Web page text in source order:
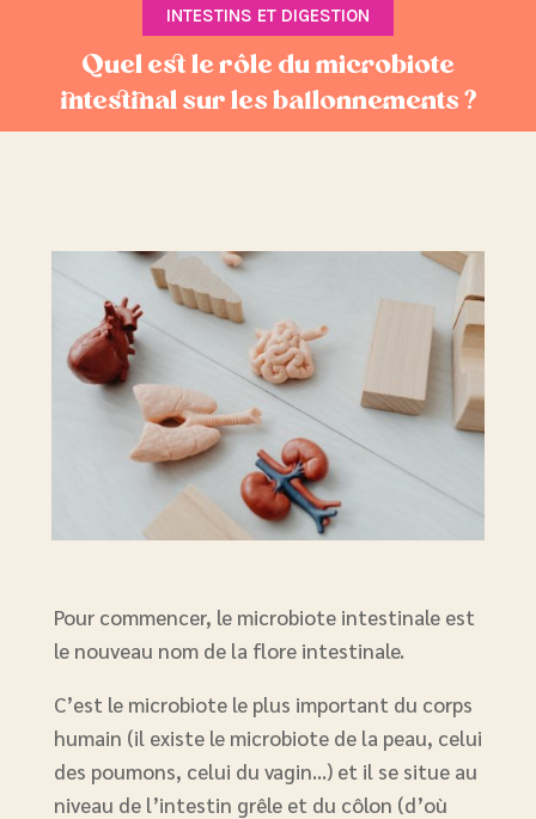
INTESTINS ET DIGESTION
Quel est le rôle du microbiote
intestinal sur les ballonnements ?
Pour commencer, le microbiote intestinale est
le nouveau nom de la flore intestinale.
C’est le microbiote le plus important du corps
humain (il existe le microbiote de la peau, celui
des poumons, celui du vagin…) et il se situe au
niveau de l’intestin grêle et du côlon (d’où